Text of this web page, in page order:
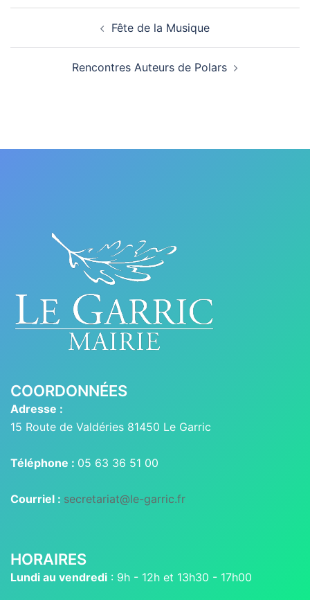
Fête de la Musique
Rencontres Auteurs de Polars
COORDONNÉES
Adresse :
15 Route de Valdéries 81450 Le Garric
Téléphone : 05 63 36 51 00
Courriel : secretariat@le-garric.fr
HORAIRES
Lundi au vendredi : 9h - 12h et 13h30 - 17h00